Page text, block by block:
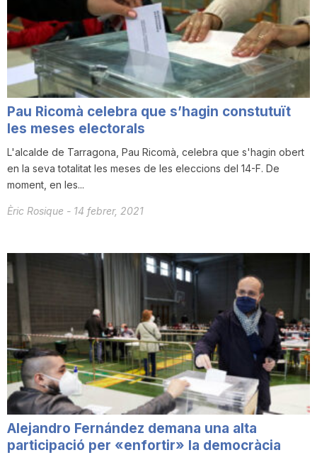
T
a
r
a
Pau Ricomà celebra que s’hagin constutuït
les meses electorals
L'alcalde de Tarragona, Pau Ricomà, celebra que s'hagin obert
en la seva totalitat les meses de les eleccions del 14-F. De
moment, en les...
Èric Rosique - 14 febrer, 2021
Alejandro Fernández demana una alta
participació per «enfortir» la democràcia